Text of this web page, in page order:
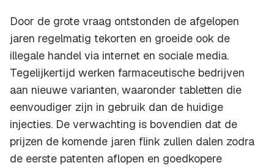
Door de grote vraag ontstonden de afgelopen
jaren regelmatig tekorten en groeide ook de
illegale handel via internet en sociale media.
Tegelijkertijd werken farmaceutische bedrijven
aan nieuwe varianten, waaronder tabletten die
eenvoudiger zijn in gebruik dan de huidige
injecties. De verwachting is bovendien dat de
prijzen de komende jaren flink zullen dalen zodra
de eerste patenten aflopen en goedkopere